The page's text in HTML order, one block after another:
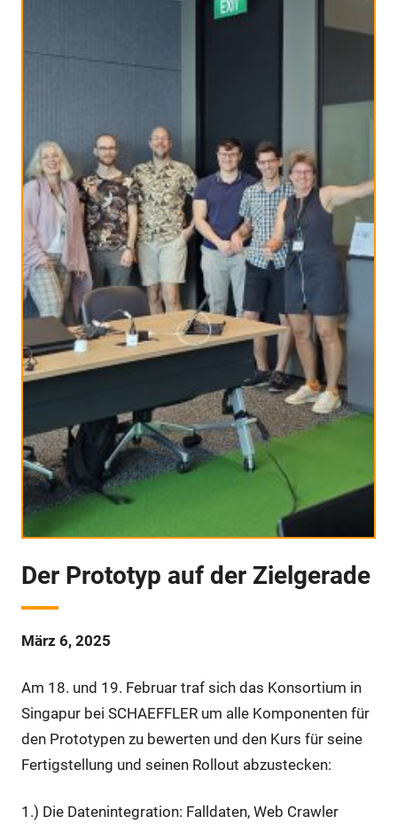
Der Prototyp auf der Zielgerade
März 6, 2025
Am 18. und 19. Februar traf sich das Konsortium in
Singapur bei SCHAEFFLER um alle Komponenten für
den Prototypen zu bewerten und den Kurs für seine
Fertigstellung und seinen Rollout abzustecken:
1.) Die Datenintegration: Falldaten, Web Crawler